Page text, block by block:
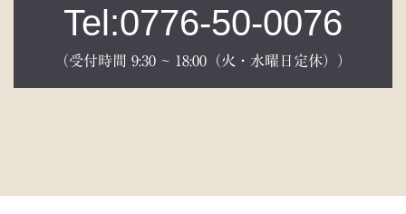
Tel:0776-50-0076
（受付時間 9:30 ~ 18:00（火・水曜日定休））